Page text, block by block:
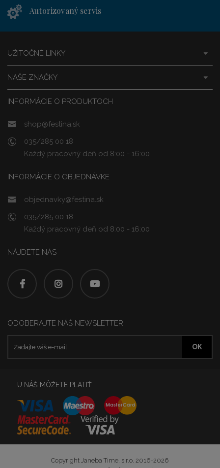
Autorizovaný servis
INFORMÁCIE O PRODUKTOCH
shop@festina.sk
035/285 00 18
Každý pracovný deň od 8:00 - 16:00
INFORMÁCIE O OBJEDNÁVKE
objednavky@festina.sk
035/285 00 18
Každý pracovný deň od 8:00 - 16:00
NAŠE ZNAČKY
UŽITOČNÉ LINKY
NÁJDETE NÁS
ODOBERAJTE NÁŠ NEWSLETTER
U NÁŠ MÔŽETE PLATIŤ
Copyright Janeba Time, s.r.o. 2016-2026